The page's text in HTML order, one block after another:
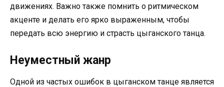
движениях. Важно также помнить о ритмическом
акценте и делать его ярко выраженным, чтобы
передать всю энергию и страсть цыганского танца.
Неуместный жанр
Одной из частых ошибок в цыганском танце является